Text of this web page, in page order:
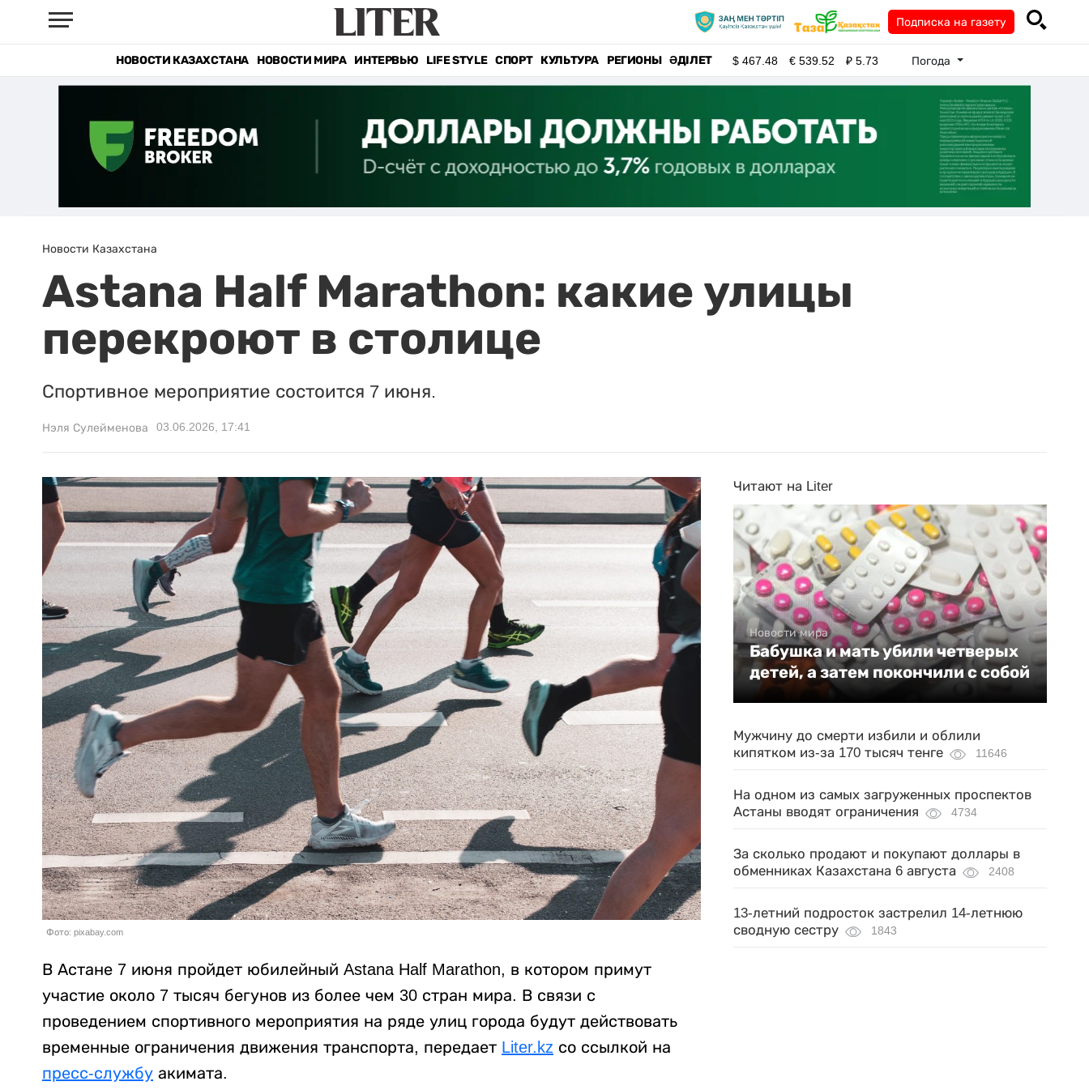
Подписка на газету
НОВОСТИ КАЗАХСТАНА НОВОСТИ МИРА ИНТЕРВЬЮ LIFE STYLE СПОРТ КУЛЬТУРА РЕГИОНЫ ӘДІЛЕТ $467.48 €539.52 ₽5.73 Погода
Новости Казахстана
Astana Half Marathon: какие улицы
перекроют в столице
Спортивное мероприятие состоится 7 июня.
Нэля Сулейменова 03.06.2026, 17:41
Фото: pixabay.com
В Астане 7 июня пройдет юбилейный Astana Half Marathon, в котором примут
участие около 7 тысяч бегунов из более чем 30 стран мира. В связи с
проведением спортивного мероприятия на ряде улиц города будут действовать
временные ограничения движения транспорта, передает Liter.kz со ссылкой на
пресс-службу акимата.
Читают на Liter
Новости мира
Бабушка и мать убили четверых
детей, а затем покончили с собой
Мужчину до смерти избили и облили
кипятком из-за 170 тысяч тенге
11646
На одном из самых загруженных проспектов
Астаны вводят ограничения
4734
За сколько продают и покупают доллары в
обменниках Казахстана 6 августа
2408
13-летний подросток застрелил 14-летнюю
сводную сестру
1843